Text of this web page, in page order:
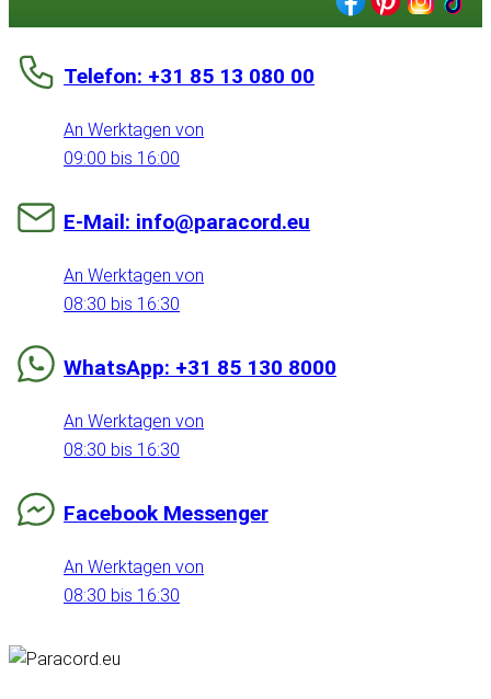
Telefon: +31 85 13 080 00
An Werktagen von
09:00 bis 16:00
E-Mail: info@paracord.eu
An Werktagen von
08:30 bis 16:30
WhatsApp: +31 85 130 8000
An Werktagen von
08:30 bis 16:30
Facebook Messenger
An Werktagen von
08:30 bis 16:30